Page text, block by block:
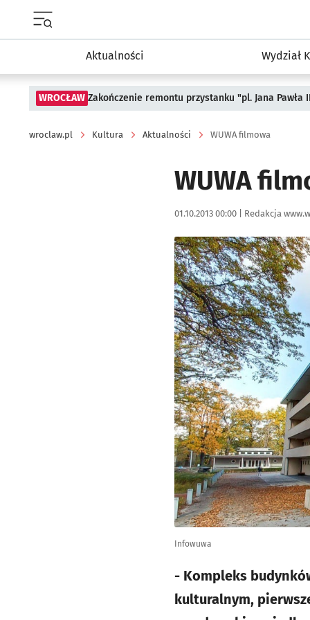
Aktualności Wydział
WROCŁAW Zakończenie remontu przystanku "pl. Jana
wroclaw.pl Kultura Aktualności WUWA filmowa
WUWA
Data publikacji:
01.10.2013 00:00 | Autor:
Redakcja
Kliknij, aby powiększyć
Infowuwa
- Kompleks
kulturalnym,